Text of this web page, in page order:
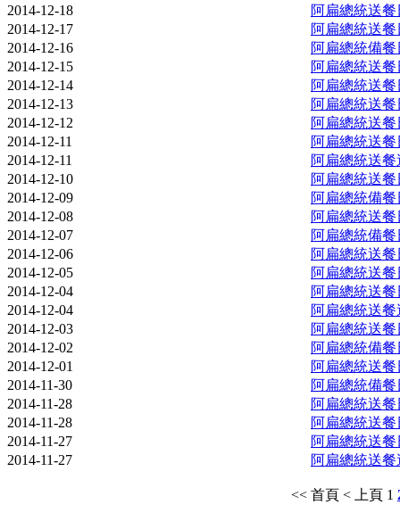
2014-12-18
阿扁總統送餐
2014-12-17
阿扁總統送餐
2014-12-16
阿扁總統備餐
2014-12-15
阿扁總統送餐
2014-12-14
阿扁總統送餐
2014-12-13
阿扁總統送餐
2014-12-12
阿扁總統送餐
2014-12-11
阿扁總統送餐
2014-12-11
阿扁總統送餐
2014-12-10
阿扁總統送餐
2014-12-09
阿扁總統備餐
2014-12-08
阿扁總統送餐
2014-12-07
阿扁總統備餐
2014-12-06
阿扁總統送餐
2014-12-05
阿扁總統送餐
2014-12-04
阿扁總統送餐
2014-12-04
阿扁總統送餐
2014-12-03
阿扁總統送餐
2014-12-02
阿扁總統備餐
2014-12-01
阿扁總統送餐
2014-11-30
阿扁總統備餐
2014-11-28
阿扁總統送餐
2014-11-28
阿扁總統送餐
2014-11-27
阿扁總統送餐
2014-11-27
阿扁總統送餐
<< 首頁 < 上頁 1